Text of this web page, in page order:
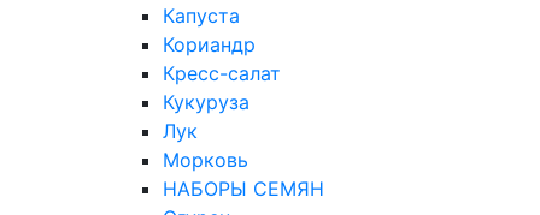
Капуста
Кориандр
Кресс-салат
Кукуруза
Лук
Морковь
НАБОРЫ СЕМЯН